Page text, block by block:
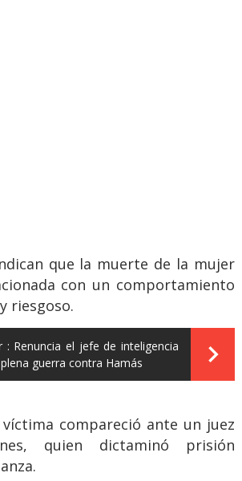
que la muerte de la mujer
con un comportamiento
riesgoso.
: Renuncia el jefe de inteligencia
guerra contra Hamás
compareció ante un juez
quien dictaminó prisión